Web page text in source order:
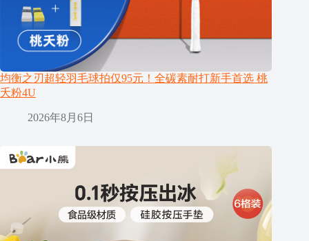
均衡之刃超轻羽毛球拍仅95元！全碳素耐打新手首选 桃
夭粉4U
2026年8月6日